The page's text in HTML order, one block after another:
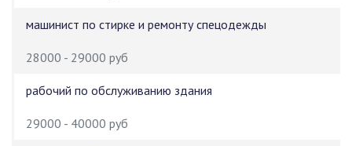
машинист по стирке и ремонту спецодежды
28000 - 29000 руб
рабочий по обслуживанию здания
29000 - 40000 руб